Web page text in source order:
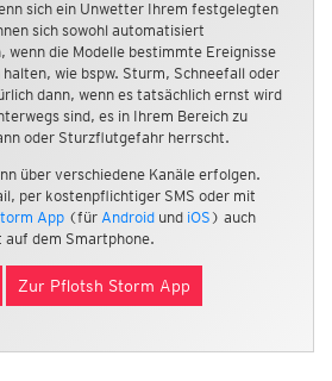
sich ein Unwetter Ihrem festgelegten
sich sowohl automatisiert
wenn die Modelle bestimmte Ereignisse
wie bspw. Sturm, Schneefall oder
dann, wenn es tatsächlich ernst wird
sind, es in Ihrem Bereich zu
oder Sturzflutgefahr herrscht.
über verschiedene Kanäle erfolgen.
per kostenpflichtiger SMS oder mit
App (für Android und iOS ) auch
dem Smartphone.
Zur Pflotsh Storm App